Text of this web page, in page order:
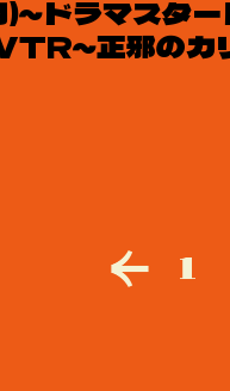
ドラマスター
～正邪のカ
1